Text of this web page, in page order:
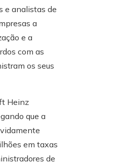
e analistas de
a
e a
com as
os seus
Heinz
que a
em taxas
de